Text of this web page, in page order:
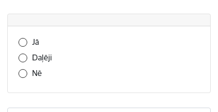
Vai šī informācija bija noderīga?
Jā
Daļēji
Nē